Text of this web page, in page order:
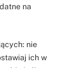
na
nie
ich w